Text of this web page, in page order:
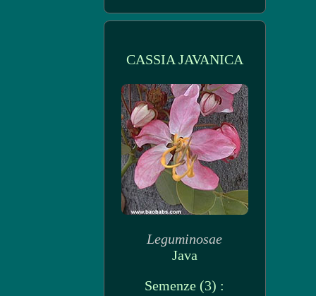
CASSIA JAVANICA
Leguminosae
Java
Semenze (3) :